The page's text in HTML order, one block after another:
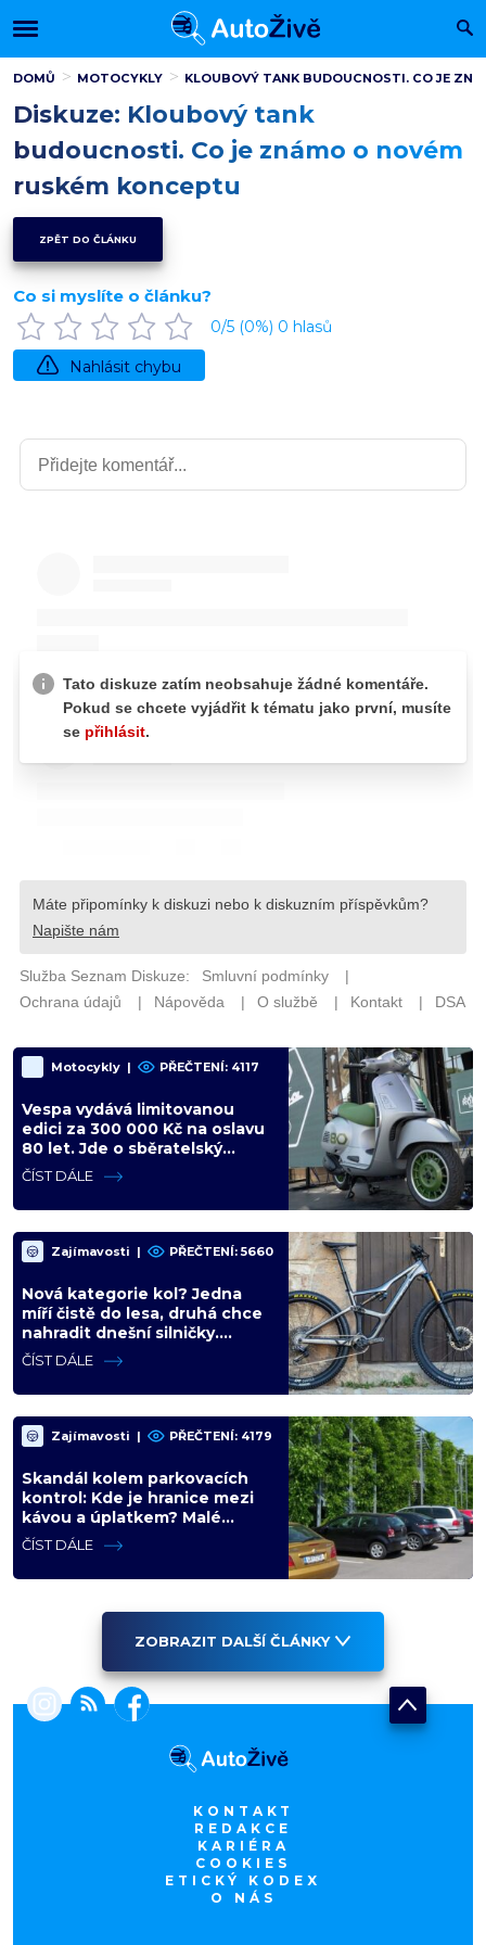
DOMŮ MOTOCYKLY KLOUBOVÝ TANK BUDOUCNOSTI. CO JE
Diskuze: Kloubový tank
budoucnosti. Co je známo o novém
ruském konceptu
ZPĚT DO ČLÁNKU
Co si myslíte o článku?
0/5 (0%) 0 hlasů
Nahlásit chybu
Motocykly | PŘEČTENÍ: 4117
Vespa vydává limitovanou
edici za 300 000 Kč na oslavu
80 let. Jde o sběratelský
kalkul místo jízdního upgradu
ČÍST DÁLE
Zajímavosti | PŘEČTENÍ: 5660
Nová kategorie kol? Jedna
míří čistě do lesa, druhá chce
nahradit dnešní silničky.
Cyklisté mají rozporuplné
názory
ČÍST DÁLE
Zajímavosti | PŘEČTENÍ: 4179
Skandál kolem parkovacích
kontrol: Kde je hranice mezi
kávou a úplatkem? Malé
město, malá výhoda, velký
problém
ČÍST DÁLE
ZOBRAZIT DALŠÍ ČLÁNKY
KONTAKT
REDAKCE
KARIÉRA
COOKIES
ETICKÝ KODEX
O NÁS